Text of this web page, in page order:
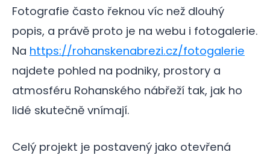
Fotografie často řeknou víc než dlouhý
popis, a právě proto je na webu i fotogalerie.
Na https://rohanskenabrezi.cz/fotogalerie
najdete pohled na podniky, prostory a
atmosféru Rohanského nábřeží tak, jak ho
lidé skutečně vnímají.
Celý projekt je postavený jako otevřená